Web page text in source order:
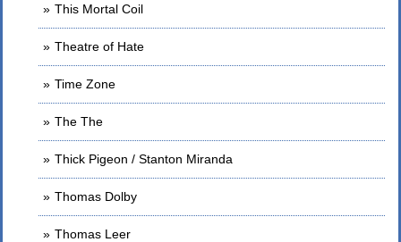
This Mortal Coil
Theatre of Hate
Time Zone
The The
Thick Pigeon / Stanton Miranda
Thomas Dolby
Thomas Leer